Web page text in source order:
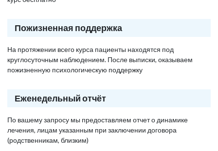
Пожизненная поддержка
На протяжении всего курса пациенты находятся под
круглосуточным наблюдением. После выписки, оказываем
пожизненную психологическую поддержку
Еженедельный отчёт
По вашему запросу мы предоставляем отчет о динамике
лечения, лицам указанным при заключении договора
(родственникам, близким)